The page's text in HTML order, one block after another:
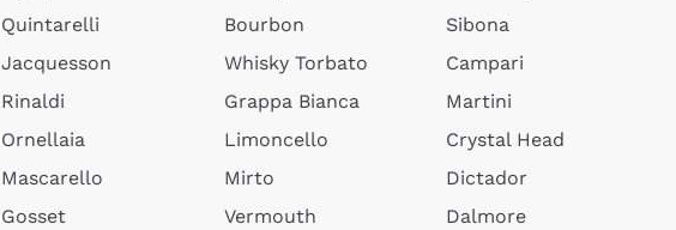
Quintarelli
Jacquesson
Rinaldi
Ornellaia
Mascarello
Gosset
Bourbon
Whisky Torbato
Grappa Bianca
Limoncello
Mirto
Vermouth
Sibona
Campari
Martini
Crystal Head
Dictador
Dalmore